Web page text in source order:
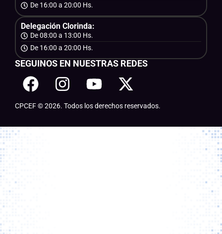
De 16:00 a 20:00 Hs.
Delegación Clorinda:
De 08:00 a 13:00 Hs.
De 16:00 a 20:00 Hs.
SEGUINOS EN NUESTRAS REDES
CPCEF © 2026. Todos los derechos reservados.